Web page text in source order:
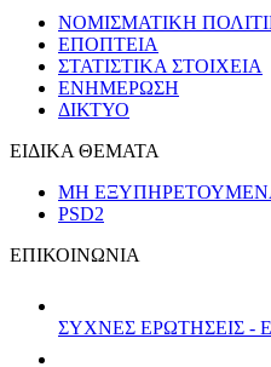
ΝΟΜΙΣΜΑΤΙΚΗ
ΕΠΟΠΤΕΙΑ
ΣΤΑΤΙΣΤΙΚΑ ΣΤΟΙΧΕΙΑ
ΕΝΗΜΕΡΩΣΗ
ΔΙΚΤΥΟ
ΕΙΔΙΚΑ ΘΕΜΑΤΑ
ΜΗ
PSD2
ΕΠΙΚΟΙΝΩΝΙΑ
ΣΥΧΝΕΣ ΕΡΩΤΗΣΕΙΣ -